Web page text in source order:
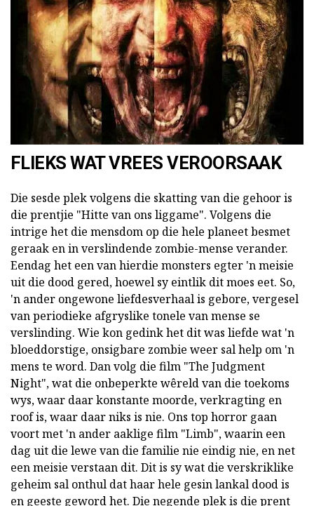
FLIEKS WAT VREES VEROORSAAK
Die sesde plek volgens die skatting van die gehoor is
die prentjie "Hitte van ons liggame". Volgens die
intrige het die mensdom op die hele planeet besmet
geraak en in verslindende zombie-mense verander.
Eendag het een van hierdie monsters egter 'n meisie
uit die dood gered, hoewel sy eintlik dit moes eet. So,
'n ander ongewone liefdesverhaal is gebore, vergesel
van periodieke afgryslike tonele van mense se
verslinding. Wie kon gedink het dit was liefde wat 'n
bloeddorstige, onsigbare zombie weer sal help om 'n
mens te word. Dan volg die film "The Judgment
Night", wat die onbeperkte wêreld van die toekoms
wys, waar daar konstante moorde, verkragting en
roof is, waar daar niks is nie. Ons top horror gaan
voort met 'n ander aaklige film "Limb", waarin een
dag uit die lewe van die familie nie eindig nie, en net
een meisie verstaan dit. Dit is sy wat die verskriklike
geheim sal onthul dat haar hele gesin lankal dood is
en geeste geword het. Die negende plek is die prent